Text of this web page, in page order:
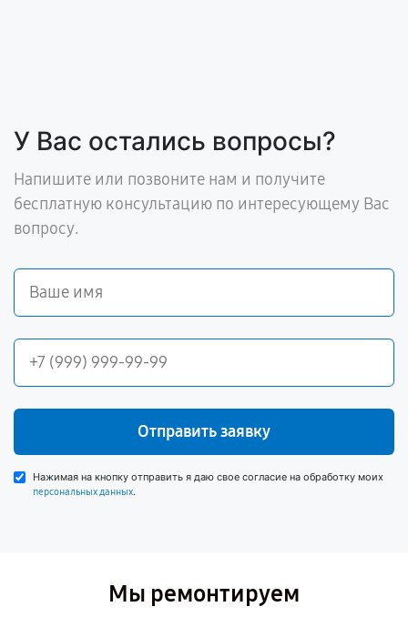
У Вас остались вопросы?
Напишите или позвоните нам и получите
бесплатную консультацию по интересующему Вас
вопросу.
Отправить заявку
Нажимая на кнопку отправить я даю свое согласие на обработку моих
персональных данных.
Мы ремонтируем